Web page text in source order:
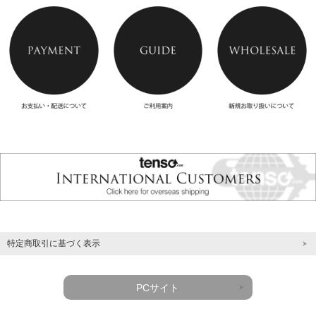
特定商取引に基づく表示
PCサイト